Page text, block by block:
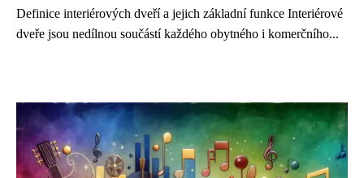
Definice interiérových dveří a jejich základní funkce Interiérové
dveře jsou nedílnou součástí každého obytného i komerčního...